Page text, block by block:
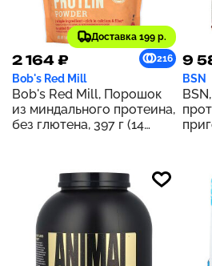
Доставка 199 р.
2 164 ₽ 216
Bob's Red Mill
Bob's Red Mill, Порошок
из миндального протеина,
без глютена, 397 г (14
9
BSN